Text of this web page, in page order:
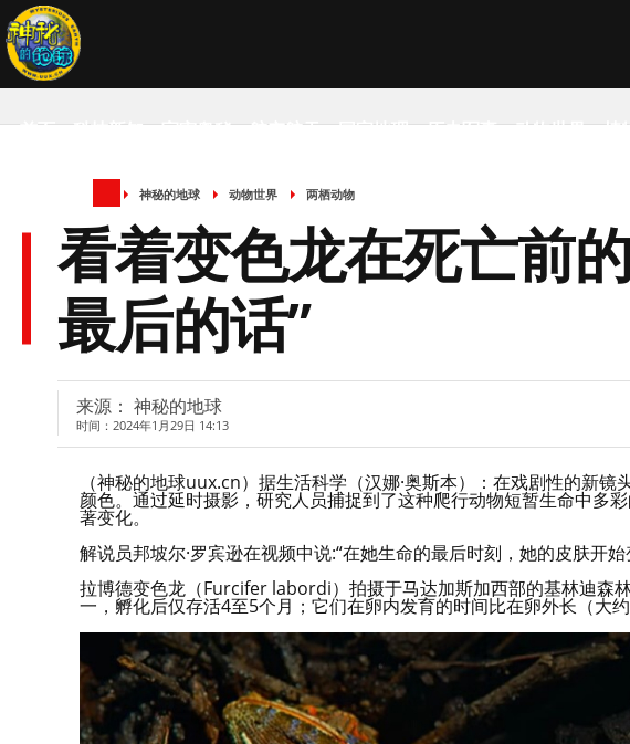
首页 科技新知 宇宙奥秘 航空航天 国家地理 历史军事 动物世界 植
SCIENCE NEWS
神秘的地球 动物世界 两栖动物
看着变色龙在死亡前
最后的话”
来源： 神秘的地球
时间：2024年1月29日 14:13
（神秘的地球uux.cn）据生活科学（汉娜·奥斯本）：在戏剧性的新
颜色。通过延时摄影，研究人员捕捉到了这种爬行动物短暂生命中
著变化。
解说员邦坡尔·罗宾逊在视频中说:“在她生命的最后时刻，她的皮肤开始
拉博德变色龙（Furcifer labordi）拍摄于马达加斯加西部的基林迪森
一，孵化后仅存活4至5个月；它们在卵内发育的时间比在卵外长（大约